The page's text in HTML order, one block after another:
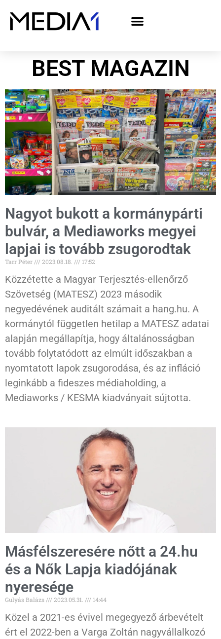
BEST MAGAZIN
Nagyot bukott a kormánypárti
bulvár, a Mediaworks megyei
lapjai is tovább zsugorodtak
Tarr Péter 2023.08.18. 17:52
Közzétette a Magyar Terjesztés-ellenőrző
Szövetség (MATESZ) 2023 második
negyedévének auditált számait a hang.hu. A
kormánytól független hetilap a MATESZ adatai
alapján megállapítja, hogy általánosságban
tovább folytatódott az elmúlt időszakban a
nyomtatott lapok zsugorodása, és az infláció
leginkább a fideszes médiaholding, a
Mediaworks / KESMA kiadványait sújtotta.
Másfélszeresére nőtt a 24.hu
és a Nők Lapja kiadójának
nyeresége
Gulyás Balázs 2023.05.31. 14:44
Közel a 2021-es évivel megegyező árbevételt
ért el 2022-ben a Varga Zoltán nagyvállalkozó